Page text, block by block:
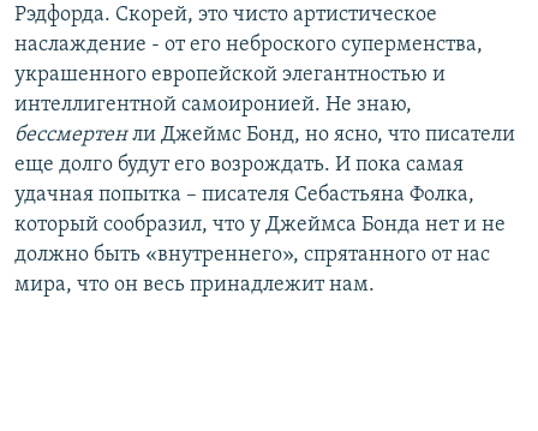
Рэдфорда. Скорей, это чисто артистическое
наслаждение - от его неброского суперменства,
украшенного европейской элегантностью и
интеллигентной самоиронией. Не знаю,
бессмертенли Джеймс Бонд, но ясно, что писатели
еще долго будут его возрождать. И пока самая
удачная попытка – писателя Себастьяна Фолка,
который сообразил, что у Джеймса Бонда нет и не
должно быть «внутреннего», спрятанного от нас
мира, что он весь принадлежит нам.